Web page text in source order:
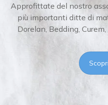
Approfittate del nostro
più importanti ditte di
Dorelan, Bedding,